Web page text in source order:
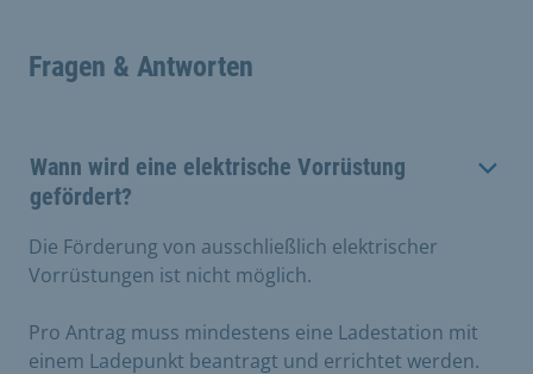
Fragen & Antworten
Wann wird eine elektrische Vorrüstung
gefördert?
Die Förderung von ausschließlich elektrischer
Vorrüstungen ist nicht möglich.
Pro Antrag muss mindestens eine Ladestation mit
einem Ladepunkt beantragt und errichtet werden.